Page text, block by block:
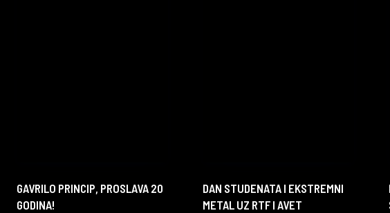
GAVRILO PRINCIP, PROSLAVA 20
GODINA!
DAN STUDENATA I EKSTREMNI
METAL UZ RTF I AVET